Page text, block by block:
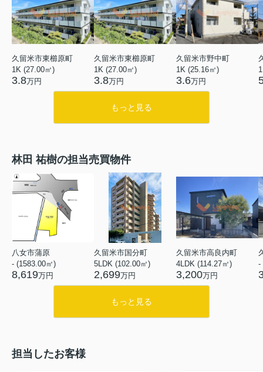
久留米市東櫛原町
1K (27.00㎡)
3.8万円
久留米市東櫛原町
1K (27.00㎡)
3.8万円
久留米市野中町
1K (25.16㎡)
3.6万円
もっと見る
林田 祐樹の担当売買物件
八女市蒲原
- (1583.00㎡)
8,619万円
久留米市国分町
5LDK (102.00㎡)
2,699万円
久留米市高良内町
4LDK (114.27㎡)
3,200万円
-
もっと見る
担当したお客様